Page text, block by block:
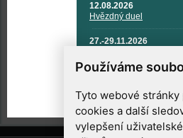
Používáme
Tyto webové
cookies a další
vylepšení
12.08.2026
Hvězdný duel
27.-29.11.2026
TECHNIKA A KOSMICKÉ
TECHNOLOGIE